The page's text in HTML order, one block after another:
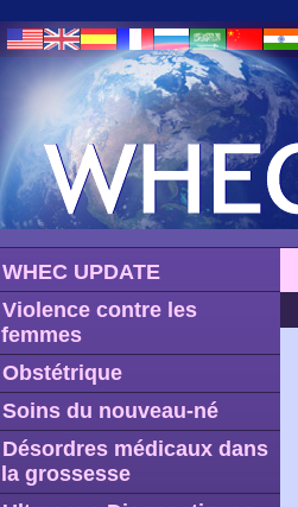
WHEC UPDATE
Violence contre les
femmes
Obstétrique
Soins du nouveau-né
Désordres médicaux dans
la grossesse